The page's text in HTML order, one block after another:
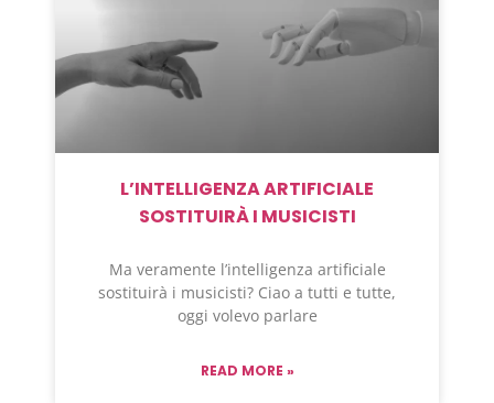
L’INTELLIGENZA ARTIFICIALE
SOSTITUIRÀ I MUSICISTI
Ma veramente l’intelligenza artificiale
sostituirà i musicisti? Ciao a tutti e tutte,
oggi volevo parlare
READ MORE »